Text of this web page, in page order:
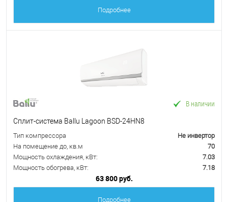
Подробнее
В наличии
Сплит-система Ballu Lagoon BSD-24HN8
Тип компрессора
Не инвертор
На помещение до, кв.м
70
Мощность охлаждения, кВт:
7.03
Мощность обогрева, кВт:
7.18
63 800 руб.
Подробнее